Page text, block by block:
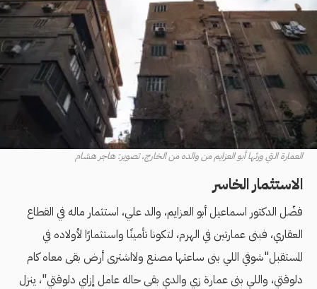
العمارة التي ورثها أبو العزايم من والده من الخارج، تصوير: هاجر هشام
الاستثمار الخاسر
فضّل الدكتور اسماعيل أبو العزايم، والد علي، استثمار ماله في القطاع
العقاري، فبنى عمارتين في الهرم، لتكونا تأمينًا واستثمارًا لأولاده في
المستقبل"شوفي اللي بنى ساعتها مصنع ولااشترى أرض بقى معاه كام
دلوقتي، واللي بنى عمارة زي والدي بقى حاله عامل إزاي دلوقتي"، ينزل